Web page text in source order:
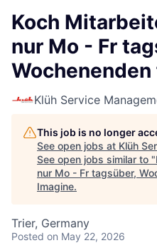
Koch
nur Mo - Fr
Klüh Service
This job is no longer
See open jobs at Klüh
See open jobs similar to "
nur Mo - Fr tagsüber,
Imagine.
Trier, Germany
Posted on May 22, 2026